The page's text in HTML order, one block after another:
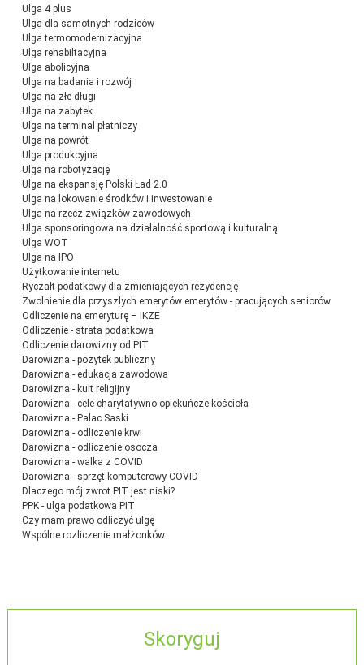
Ulga 4 plus
Ulga dla samotnych rodziców
Ulga termomodernizacyjna
Ulga rehabiltacyjna
Ulga abolicyjna
Ulga na badania i rozwój
Ulga na złe długi
Ulga na zabytek
Ulga na terminal płatniczy
Ulga na powrót
Ulga produkcyjna
Ulga na robotyzację
Ulga na ekspansję Polski Ład 2.0
Ulga na lokowanie środków i inwestowanie
Ulga na rzecz związków zawodowych
Ulga sponsoringowa na działalność sportową i kulturalną
Ulga WOT
Ulga na IPO
Użytkowanie internetu
Ryczałt podatkowy dla zmieniających rezydencję
Zwolnienie dla przyszłych emerytów emerytów - pracujących seniorów
Odliczenie na emeryturę – IKZE
Odliczenie - strata podatkowa
Odliczenie darowizny od PIT
Darowizna - pożytek publiczny
Darowizna - edukacja zawodowa
Darowizna - kult religijny
Darowizna - cele charytatywno-opiekuńcze kościoła
Darowizna - Pałac Saski
Darowizna - odliczenie krwi
Darowizna - odliczenie osocza
Darowizna - walka z COVID
Darowizna - sprzęt komputerowy COVID
Dlaczego mój zwrot PIT jest niski?
PPK - ulga podatkowa PIT
Czy mam prawo odliczyć ulgę
Wspólne rozliczenie małżonków
Skoryguj